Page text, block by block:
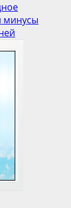
минусы